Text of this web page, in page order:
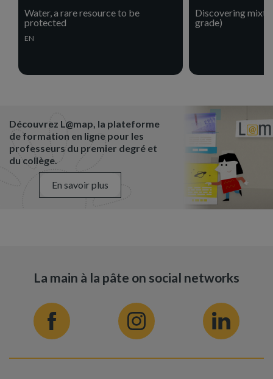
Water, a rare resource to be
protected
EN
Discovering
grade)
Découvrez L@map, la plateforme
de formation en ligne pour les
professeurs du premier degré et
du collège.
En savoir plus
La main à la pâte on social networks